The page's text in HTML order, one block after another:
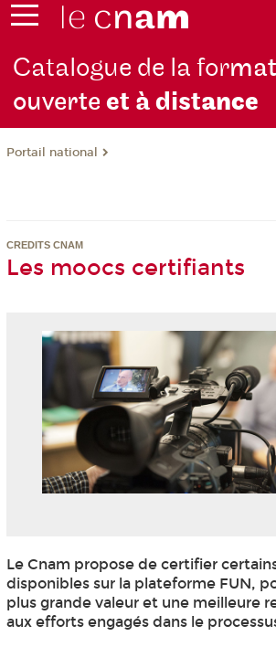
Catalogue de la for
ouverteet à distance
Portail national
CREDITS CNAM
Les moocs certifiants
Le Cnam propose de certifier
disponibles sur la plateforme FUN,
plus grande valeur et une meilleure
aux efforts engagés dans le